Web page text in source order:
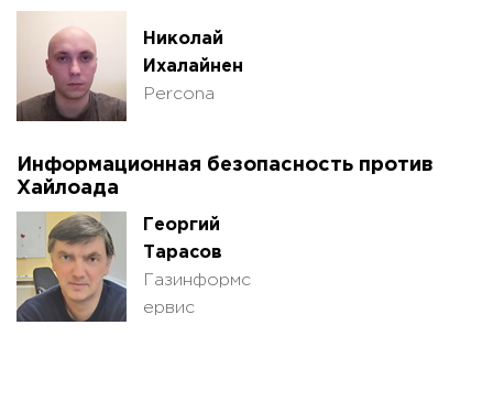
Николай
Ихалайнен
Percona
Информационная безопасность против
Хайлоада
Георгий
Тарасов
Газинформс
ервис